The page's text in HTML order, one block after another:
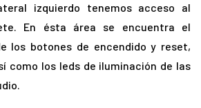
izquierdo tenemos acceso al
En ésta área se encuentra el
los botones de encendido y reset,
como los leds de iluminación de las